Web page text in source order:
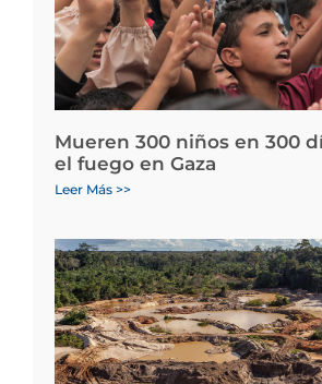
Mueren 300 niños en 300
el fuego en Gaza
Leer Más >>